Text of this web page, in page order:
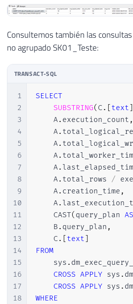
Consultemos también las
no agrupado SK01_Teste:
TRANSACT-SQL
1
2
3
4
5
6
7
8
9
10
11
12
13
14
15
16
17
18
SELECT
SUBSTRING( C. text
    A
. execution_count ,
    A
.
    A
.
    A
.
    A
.
    A
. total_rows /
    A
. creation_time ,
    A
.
    CAST
( query_plan AS
    B
. query_plan ,
    C
. text
FROM
    sys
.
CROSS APPLY sys .
CROSS APPLY sys .
WHERE